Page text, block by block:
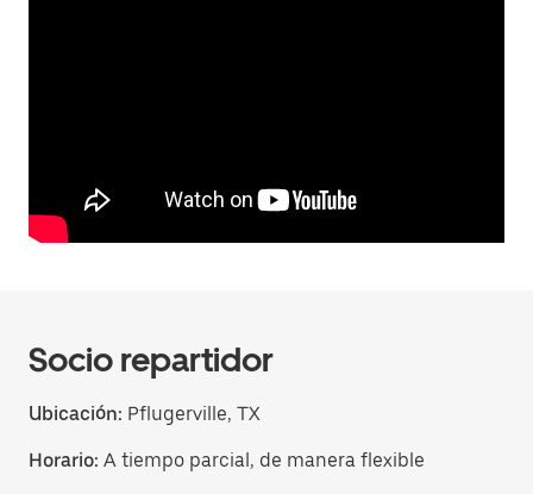
Socio repartidor
Ubicación: Pflugerville, TX
Horario: A tiempo parcial, de manera flexible